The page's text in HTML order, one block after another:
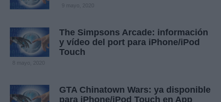
9 mayo, 2020
The Simpsons Arcade: información
y vídeo del port para iPhone/iPod
Touch
8 mayo, 2020
GTA Chinatown Wars: ya disponible
para iPhone/iPod Touch en App